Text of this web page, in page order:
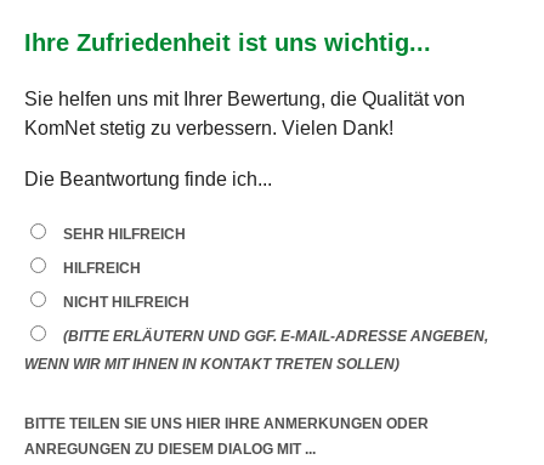
Ihre Zufriedenheit ist uns wichtig...
Sie helfen uns mit Ihrer Bewertung, die Qualität von
KomNet stetig zu verbessern. Vielen Dank!
Die Beantwortung finde ich...
SEHR HILFREICH
HILFREICH
NICHT HILFREICH
(BITTE ERLÄUTERN UND GGF. E-MAIL-ADRESSE ANGEBEN,
WENN WIR MIT IHNEN IN KONTAKT TRETEN SOLLEN)
BITTE TEILEN SIE UNS HIER IHRE ANMERKUNGEN ODER
ANREGUNGEN ZU DIESEM DIALOG MIT ...